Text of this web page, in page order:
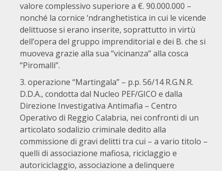
valore complessivo superiore a €. 90.000.000 –
nonché la cornice ‘ndranghetistica in cui le vicende
delittuose si erano inserite, soprattutto in virtù
dell’opera del gruppo imprenditorial e dei B. che si
muoveva grazie alla sua “vicinanza” alla cosca
“Piromalli”.
operazione “Martingala” – p.p. 56/14 R.G.N.R.
D.D.A., condotta dal Nucleo PEF/GICO e dalla
Direzione Investigativa Antimafia – Centro
Operativo di Reggio Calabria, nei confronti di un
articolato sodalizio criminale dedito alla
commissione di gravi delitti tra cui – a vario titolo –
quelli di associazione mafiosa, riciclaggio e
autoriciclaggio, associazione a delinquere